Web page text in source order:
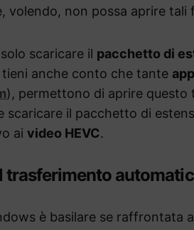
volendo, non possa aprire tali
scaricare il pacchetto di
tieni anche conto che tante
), permettono di aprire questo
scaricare il pacchetto di
ai video HEVC.
trasferimento
è basilare se raffrontata